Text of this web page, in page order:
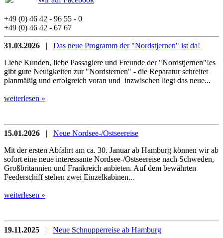
+49 (0) 46 42 - 96 55 - 0
+49 (0) 46 42 - 67 67
31.03.2026 | Das neue Programm der "Nordstjernen" ist da!
Liebe Kunden, liebe Passagiere und Freunde der "Nordstjernen"!es
gibt gute Neuigkeiten zur "Nordsternen" - die Reparatur schreitet
planmäßig und erfolgreich voran und inzwischen liegt das neue...
weiterlesen »
15.01.2026 | Neue Nordsee-/Ostseereise
Mit der ersten Abfahrt am ca. 30. Januar ab Hamburg können wir ab
sofort eine neue interessante Nordsee-/Ostseereise nach Schweden,
Großbritannien und Frankreich anbieten. Auf dem bewährten
Feederschiff stehen zwei Einzelkabinen...
weiterlesen »
19.11.2025 | Neue Schnupperreise ab Hamburg